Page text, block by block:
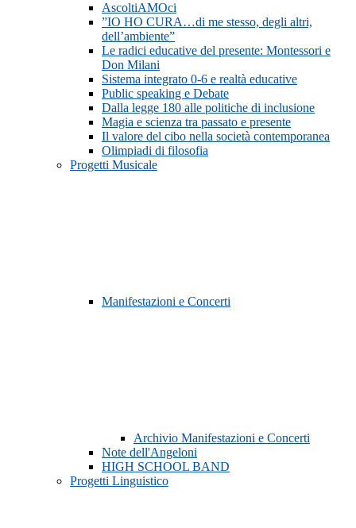
AscoltiAMOci
”IO HO CURA…di me stesso, degli altri,
dell’ambiente”
Le radici educative del presente: Montessori e
Don Milani
Sistema integrato 0-6 e realtà educative
Public speaking e Debate
Dalla legge 180 alle politiche di inclusione
Magia e scienza tra passato e presente
Il valore del cibo nella società contemporanea
Olimpiadi di filosofia
Progetti Musicale
Manifestazioni e Concerti
Archivio Manifestazioni e Concerti
Note dell'Angeloni
HIGH SCHOOL BAND
Progetti Linguistico